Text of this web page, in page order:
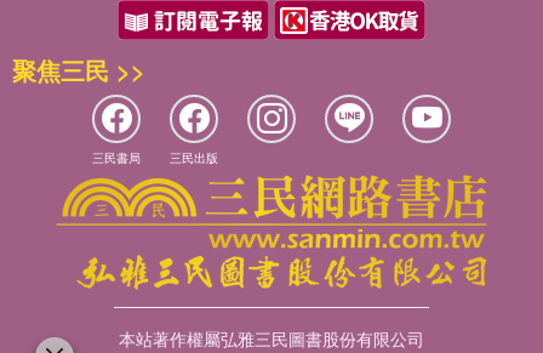
聚焦三民 >>
三民書局 三民出版
本站著作權屬弘雅三民圖書股份有限公司